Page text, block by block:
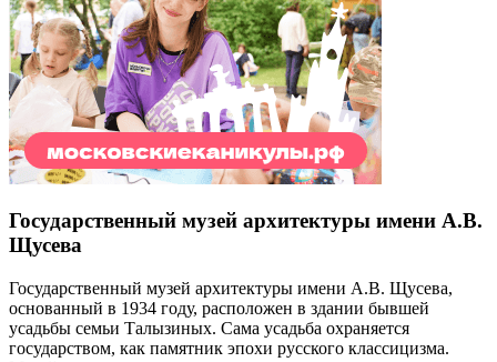
Государственный музей архитектуры имени А.В.
Щусева
Государственный музей архитектуры имени А.В. Щусева,
основанный в 1934 году, расположен в здании бывшей
усадьбы семьи Талызиных. Сама усадьба охраняется
государством, как памятник эпохи русского классицизма.